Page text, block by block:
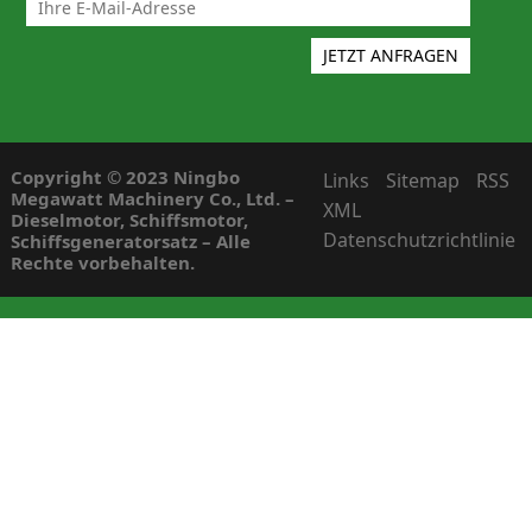
Copyright © 2023 Ningbo
Megawatt Machinery Co., Ltd. –
Dieselmotor, Schiffsmotor,
Schiffsgeneratorsatz – Alle
Rechte vorbehalten.
Links Sitemap
RSS
XML
Datenschutzrichtlinie